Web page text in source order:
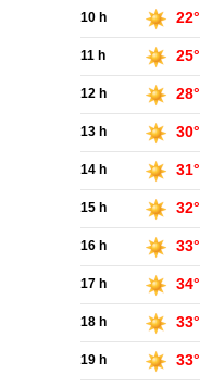
10 h 22°
11 h 25°
12 h 28°
13 h 30°
14 h 31°
15 h 32°
16 h 33°
17 h 34°
18 h 33°
19 h 33°